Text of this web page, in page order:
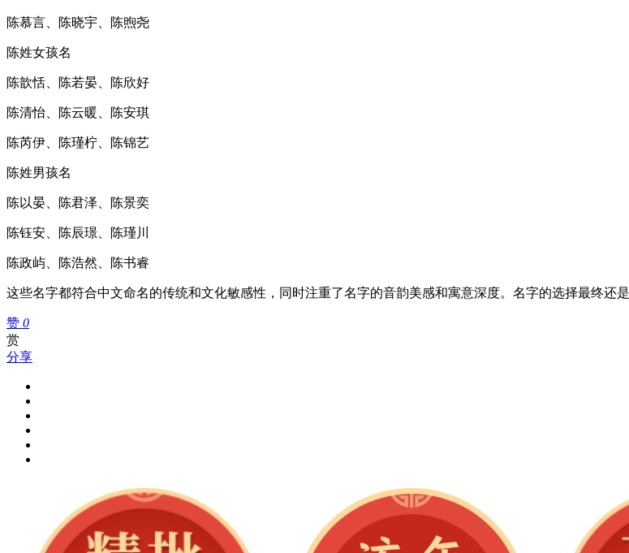
陈慕言、陈晓宇、陈煦尧
陈姓女孩名
陈歆恬、陈若晏、陈欣好
陈清怡、陈云暖、陈安琪
陈芮伊、陈瑾柠、陈锦艺
陈姓男孩名
陈以晏、陈君泽、陈景奕
陈钰安、陈辰璟、陈瑾川
陈政屿、陈浩然、陈书睿
这些名字都符合中文命名的传统和文化敏感性，同时注重了名字的音韵美感和寓意深度。名字的选择最终还
赞 0
赏
分享